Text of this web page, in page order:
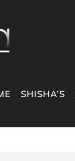
SHISHA’S